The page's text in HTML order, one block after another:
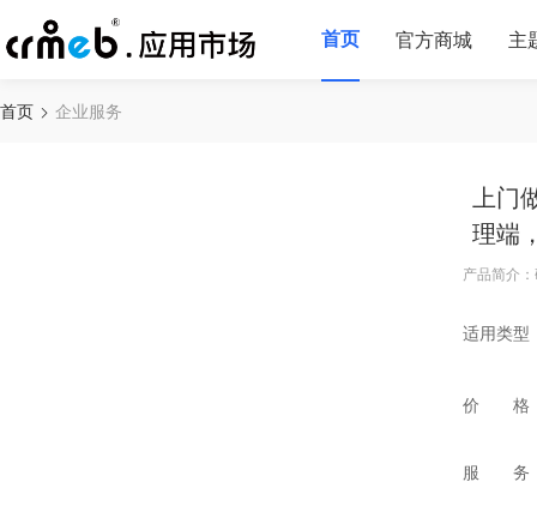
首页 官方商城 主
首页 企业服务
上门
理端
产品简介
适用类型
价 格
服 务